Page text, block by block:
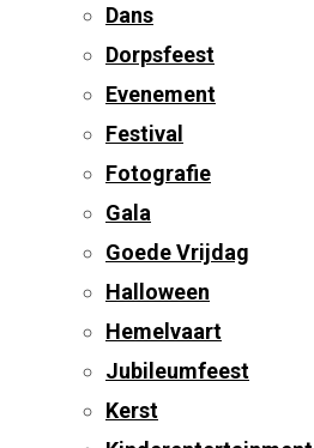
Dans
Dorpsfeest
Evenement
Festival
Fotografie
Gala
Goede Vrijdag
Halloween
Hemelvaart
Jubileumfeest
Kerst